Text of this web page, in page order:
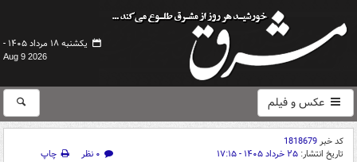
یکشنبه ۱۸ مرداد ۱۴۰۵ -
Aug 9 2026
عکس و فیلم
کد خبر1818679
تاریخ انتشار: ۲۵ خرداد ۱۴۰۵ - ۱۷:۱۵ ۰ نظر
چاپ